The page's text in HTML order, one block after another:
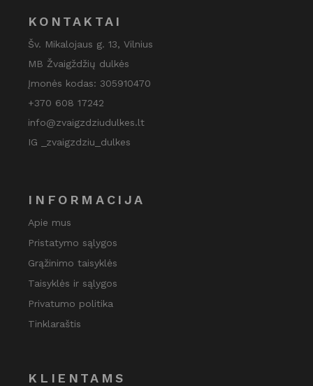
KONTAKTAI
Šv. Mikalojaus g. 13, Vilnius
MB Žvaigždžių dulkės
Įmonės kodas: 305910470
+370 608 17242
info@zvaigzdziudulkes.lt
IG _zvaigzdziu_dulkes
INFORMACIJA
Apie mus
Pristatymo sąlygos
Grąžinimo taisyklės
Taisyklės ir sąlygos
Privatumo politika
Tinklaraštis
KLIENTAMS